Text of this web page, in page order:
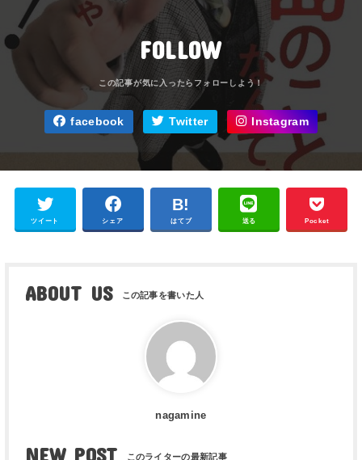
FOLLOW
facebook Twitter Instagram
ツイート シェア はてブ 送る Pocket
ABOUT US
nagamine
NEW POST